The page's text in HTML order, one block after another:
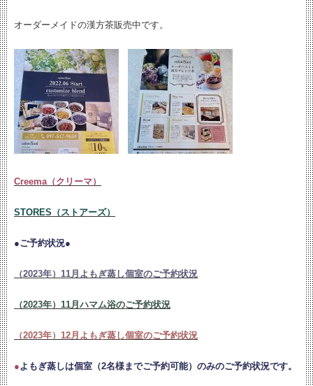
オーダーメイドの漢方茶販売中です。
Creema（クリーマ）
STORES（ストアーズ）
●ご予約状況●
（2023年）11月よもぎ蒸し個室のご予約状況
（2023年）11月ハマム浴のご予約状況
（2023年）12月よもぎ蒸し個室のご予約状況
●よもぎ蒸しは個室（2名様までご予約可能）のみのご予約状況です。